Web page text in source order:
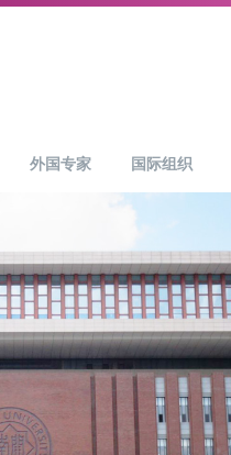
外国专家 国际组织